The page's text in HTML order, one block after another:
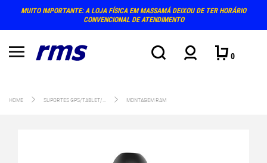
MUITO IMPORTANTE: A LOJA FÍSICA EM MASSAMÁ DEIXOU DE TER HORÁRIO
CONVENCIONAL DE ATENDIMENTO
0
HOME SUPORTES GPS/TABLET/... MONTAGEM RAM